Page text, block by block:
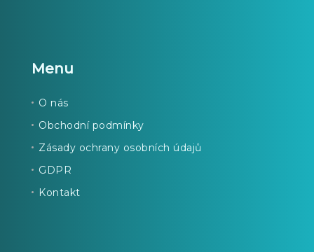
Menu
O nás
Obchodní podmínky
Zásady ochrany osobních údajů
GDPR
Kontakt